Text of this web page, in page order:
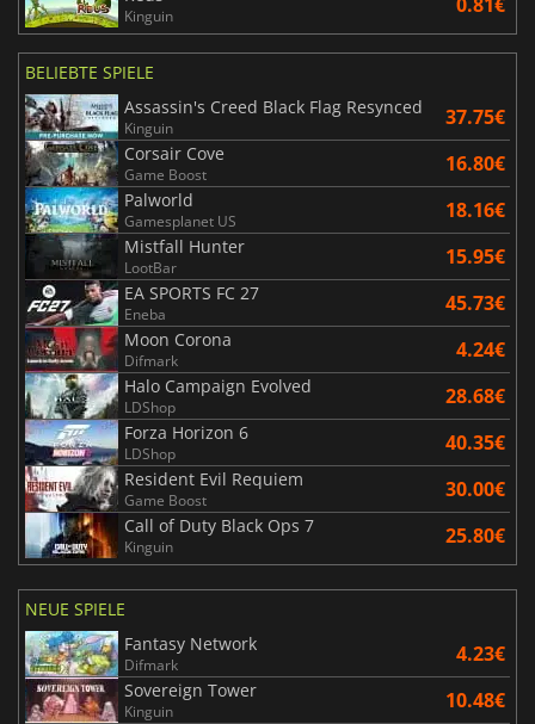
Kinguin
BELIEBTE SPIELE
Assassin's Creed Black Flag Resynced
Kinguin 37.75€
Corsair Cove
Game Boost 16.80€
Palworld
Gamesplanet US 18.16€
Mistfall Hunter
LootBar 15.95€
EA SPORTS FC 27
Eneba 45.73€
Moon Corona
Difmark 4.24€
Halo Campaign Evolved
LDShop 28.68€
Forza Horizon 6
LDShop 40.35€
Resident Evil Requiem
Game Boost 30.00€
Call of Duty Black Ops 7
Kinguin 25.80€
NEUE SPIELE
Fantasy Network
Difmark 4.23€
Sovereign Tower
Kinguin 10.48€